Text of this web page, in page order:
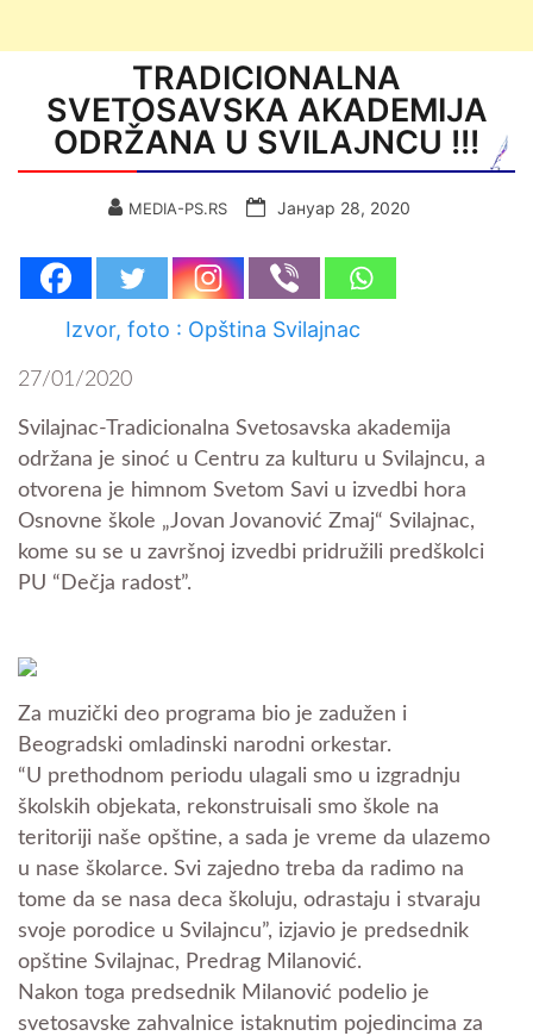
TRADICIONALNA
SVETOSAVSKA AKADEMIJA
ODRŽANA U SVILAJNCU !!!
MEDIA-PS.RS Јануар 28, 2020
Izvor, foto : Opština Svilajnac
27/01/2020
Svilajnac-Tradicionalna Svetosavska akademija
održana je sinoć u Centru za kulturu u Svilajncu, a
otvorena je himnom Svetom Savi u izvedbi hora
Osnovne škole „Jovan Jovanović Zmaj“ Svilajnac,
kome su se u završnoj izvedbi pridružili predškolci
PU “Dečja radost”.
Za muzički deo programa bio je zadužen i
Beogradski omladinski narodni orkestar.
“U prethodnom periodu ulagali smo u izgradnju
školskih objekata, rekonstruisali smo škole na
teritoriji naše opštine, a sada je vreme da ulazemo
u nase školarce. Svi zajedno treba da radimo na
tome da se nasa deca školuju, odrastaju i stvaraju
svoje porodice u Svilajncu”, izjavio je predsednik
opštine Svilajnac, Predrag Milanović.
Nakon toga predsednik Milanović podelio je
svetosavske zahvalnice istaknutim pojedincima za